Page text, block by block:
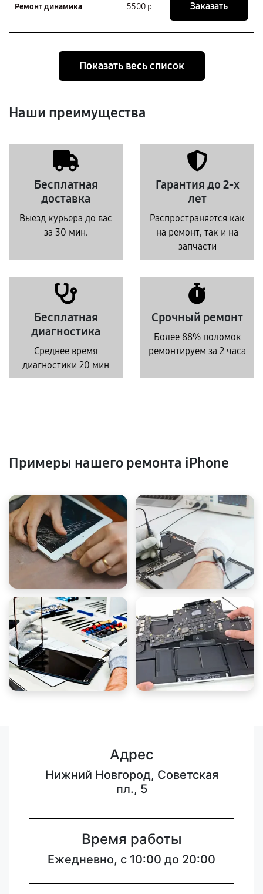
Ремонт динамика 5500 р Заказать
Показать весь список
Наши преимущества
Бесплатная
доставка
Выезд курьера до вас
за 30 мин.
Гарантия до 2-х
лет
Распространяется как
на ремонт, так и на
запчасти
Бесплатная
диагностика
Среднее время
диагностики 20 мин
Срочный ремонт
Более 88% поломок
ремонтируем за 2 часа
Примеры нашего ремонта iPhone
Адрес
Нижний Новгород, Советская
пл., 5
Время работы
Ежедневно, с 10:00 до 20:00